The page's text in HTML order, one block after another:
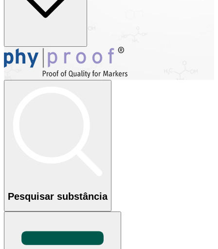
Pesquisar substância